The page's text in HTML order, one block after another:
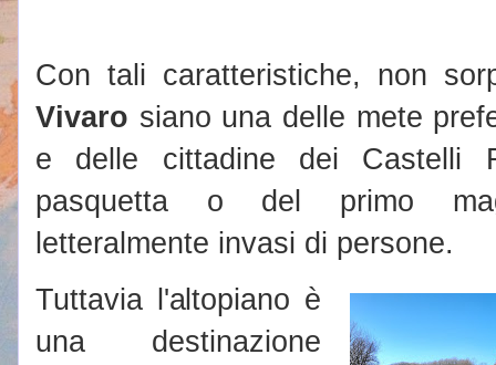
Con tali caratteristiche, non
Vivaro siano una delle mete
e delle cittadine dei Castelli
pasquetta o del primo
letteralmente invasi di persone.
Tuttavia l'altopiano è
una destinazione